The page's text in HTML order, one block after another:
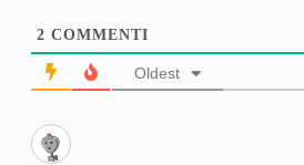
2 COMMENTI
Oldest